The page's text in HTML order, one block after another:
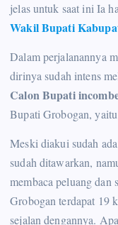
jelas untuk saat ini Ia
Wakil Bupati
Dalam perjalanannya
dirinya sudah intens
Calon Bupati
Bupati Grobogan,
Meski diakui sudah
sudah ditawarkan,
membaca peluang
Grobogan terdapat 19
sejalan dengannya.